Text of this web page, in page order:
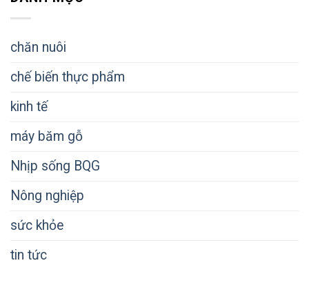
chăn nuôi
chế biến thực phẩm
kinh tế
máy băm gỗ
Nhịp sống BQG
Nông nghiệp
sức khỏe
tin tức